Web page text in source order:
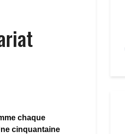
chaque
cinquantaine